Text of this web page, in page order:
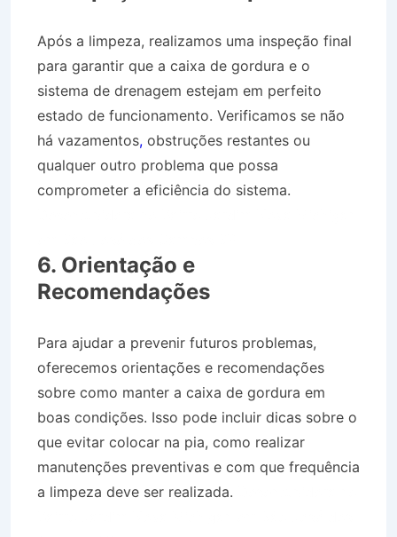
Após a limpeza, realizamos uma inspeção final
para garantir que a caixa de gordura e o
sistema de drenagem estejam em perfeito
estado de funcionamento. Verificamos se não
há vazamentos, obstruções restantes ou
qualquer outro problema que possa
comprometer a eficiência do sistema.
6. Orientação e
Recomendações
Para ajudar a prevenir futuros problemas,
oferecemos orientações e recomendações
sobre como manter a caixa de gordura em
boas condições. Isso pode incluir dicas sobre o
que evitar colocar na pia, como realizar
manutenções preventivas e com que frequência
a limpeza deve ser realizada.